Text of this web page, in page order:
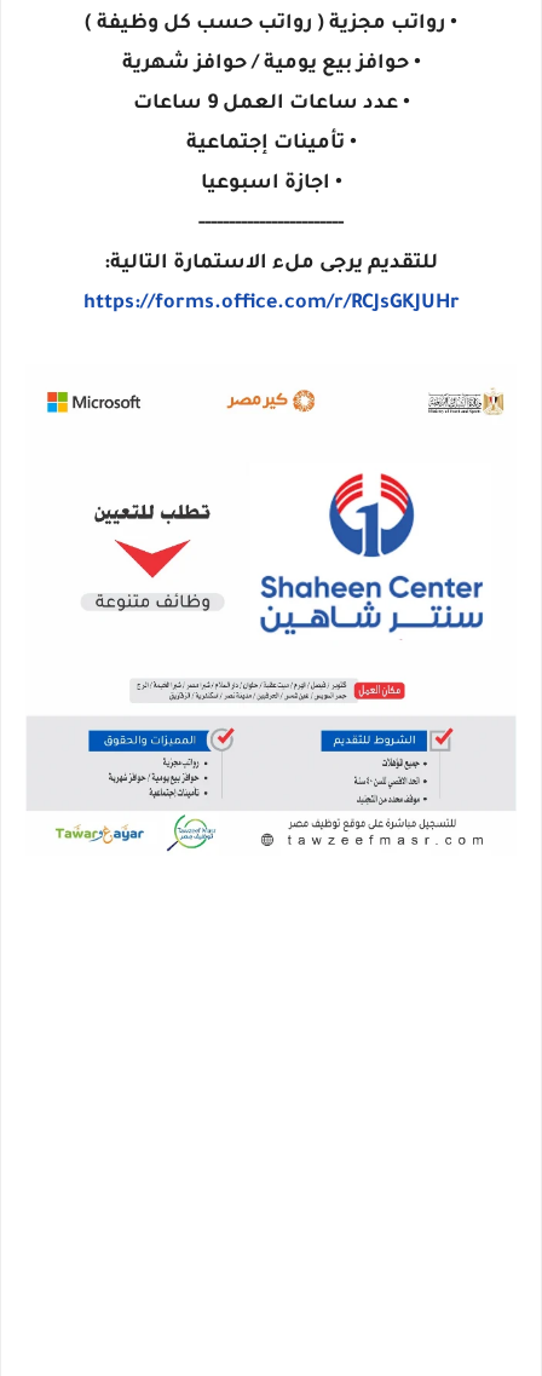
• رواتب مجزية ( رواتب حسب كل وظيفة )
• حوافز بيع يومية / حوافز شهرية
• عدد ساعات العمل 9 ساعات
• تأمينات إجتماعية
• اجازة اسبوعيا
------------------------
للتقديم يرجى ملء الاستمارة التالية:
https://forms.office.com/r/RCJsGKJUHr